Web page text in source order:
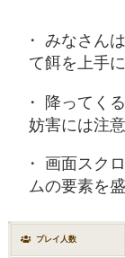
みなさん
て餌を上手
降ってく
妨害には注
画面スク
ムの要素を
プレイ人数